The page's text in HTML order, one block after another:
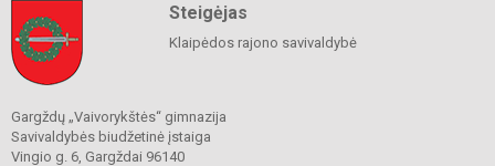
Steigėjas
Klaipėdos rajono savivaldybė
Gargždų „Vaivorykštės“ gimnazija
Savivaldybės biudžetinė įstaiga
Vingio g. 6, Gargždai 96140